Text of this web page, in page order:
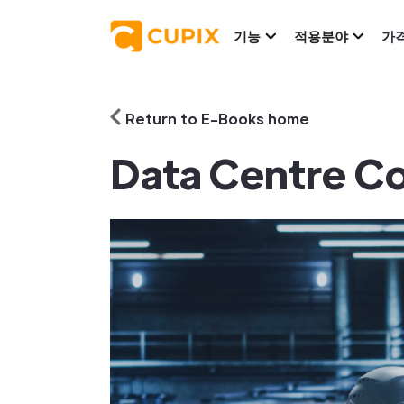
기능 적용분야 가
Return to E-Books home
Data Centre